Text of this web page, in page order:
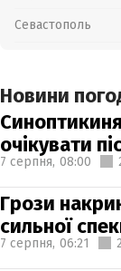
Севастополь
Новини
очікувати
7 серпня, 08:00
Грози
сильної
7 серпня, 06:21